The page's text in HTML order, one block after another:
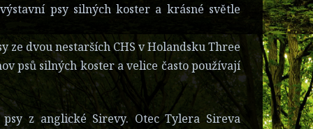
psy silných koster a krásné světle
dvou nestarších CHS v Holandsku Three
psů silných koster a velice často používají
z anglické Sirevy. Otec Tylera Sireva